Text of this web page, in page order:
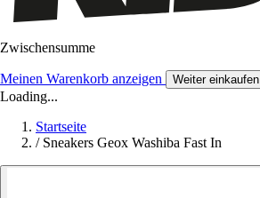
Zwischensumme
Meinen Warenkorb anzeigen Weiter einkaufen
Loading...
Startseite
/ Sneakers Geox Washiba Fast In